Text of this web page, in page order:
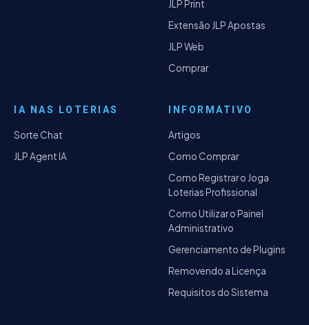
JLP Print
Extensão JLP Apostas
JLP Web
Comprar
IA NAS LOTERIAS
Sorte Chat
JLP Agent IA
INFORMATIVO
Artigos
Como Comprar
Como Registrar o Joga
Loterias Profissional
Como Utilizar o Painel
Administrativo
Gerenciamento de Plugins
Removendo a Licença
Requisitos do Sistema